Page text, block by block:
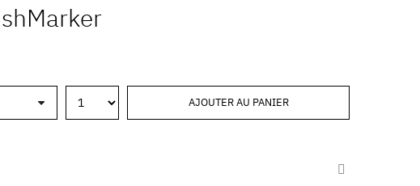
AJOUTER AU PANIER